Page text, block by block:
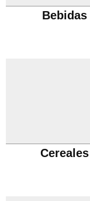
Bebidas
Cereales